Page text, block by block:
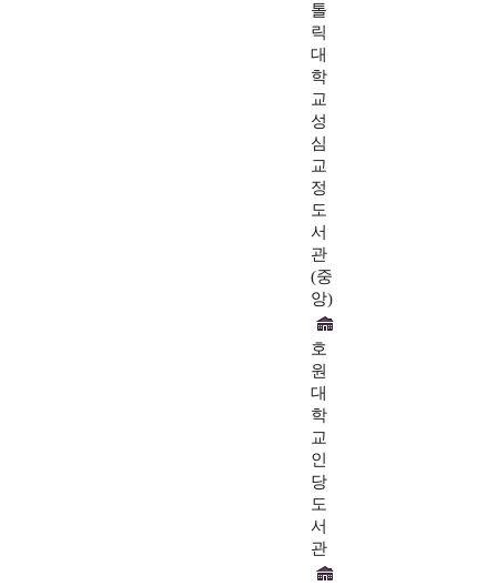
톨
릭
대
학
교
성
심
교
정
도
서
관
(중
앙)
호
원
대
학
교
인
당
도
서
관